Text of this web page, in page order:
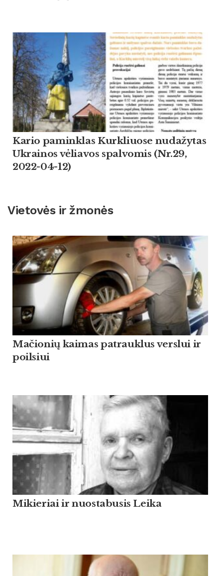
Kario paminklas Kurkliuose nudažytas
Ukrainos vėliavos spalvomis (Nr.29,
2022-04-12)
Vietovės ir žmonės
Mačionių kaimas patrauklus verslui ir
poilsiui
Mikieriai ir nuostabusis Leika